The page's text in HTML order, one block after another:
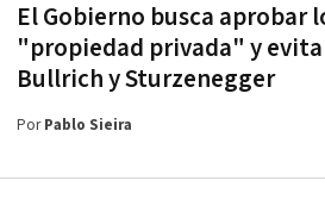
El Gobierno busca aprobar
"propiedad privada" y
Bullrich y Sturzenegger
PorPablo Sieira